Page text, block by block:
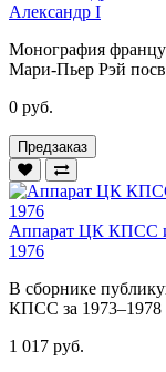
Александр I
Монография
Мари-Пьер Рэй
0 руб.
Предзаказ
Аппарат ЦК КПСС и
1976
В сборнике
КПСС за 1973–1978
1 017 руб.